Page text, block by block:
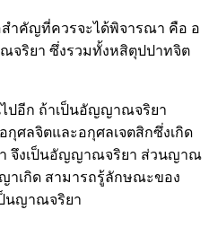
ำคัญที่ควรจะได้พิจารณา คือ อ
จริยา ซึ่งรวมทั้งหสิตุปปาทจิต
ปอีก ถ้าเป็นอัญญาณจริยา
ศลจิตและอกุศลเจตสิกซึ่งเกิด
จึงเป็นอัญญาณจริยา ส่วนญาณ
เกิด สามารถรู้ลักษณะของ
นญาณจริยา